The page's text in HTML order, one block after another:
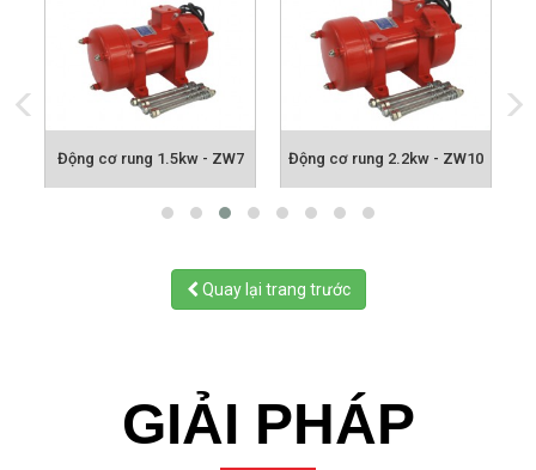
Động cơ rung 1.5kw - ZW7 Động cơ rung 2.2kw - ZW10
Quay lại trang trước
GIẢI PHÁP